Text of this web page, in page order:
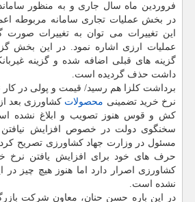
فروردین ماه سال جاری و به منظور
در بخش عملیات تجاری سامانه مربوطه
این تغییرات می توان به تغییرات صورت
عملیات ارزی اشاره نمود. در این بخش
گزینه های قبلی اضافه شده و گزینه
داشت حذف گردیده است.
برداشت كلزا هم رسید/ قیمت و پولی در
نرخ خرید تضمینی محصولات كشاورزی بعد
كش و قوس هنوز تصویب و ابلاغ نشده
سخنگوی دولت در خصوص افزایش نیافتن
مسئول در وزارت جهاد كشاورزی تصریح
حرف های خود برای افزایش یافتن نرخ
كشاورزی اصرار دارد اما هنوز هیچ چیز در
نشده است.
در این باره حسن حنان، معاون شركت